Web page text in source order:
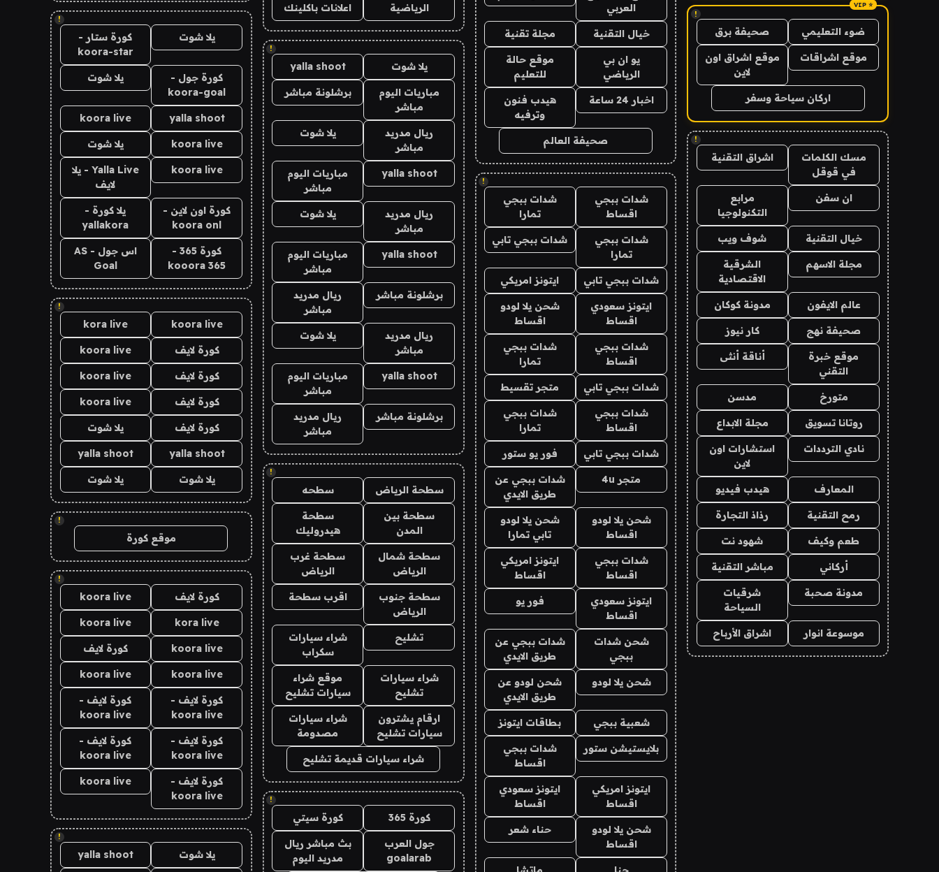
!
ضوء التعليمي صحيفة برق
موقع اشراقات
موقع اشراق اون
لاين
اركان سياحة وسفر
!
مسك الكلمات
في قوقل
اشراق التقنية
ان سفن
مرابع
التكنولوجيا
خيال التقنية شوف ويب
مجلة الاسهم
الشرقية
الاقتصادية
عالم الايفون مدونة كوكان
صحيفة نهج كار نيوز
موقع خبرة
التقني
أناقة أنثى
متورخ مدسن
روتانا تسويق مجلة الابداع
نادي الترددات
استشارات اون
لاين
المعارف هيدب فيديو
رمح التقنية رذاذ التجارة
طعم وكيف شهود نت
أركاني مباشر التقنية
مدونة صحبة
شرقيات
السياحة
موسوعة انوار اشراق الأرباح
العربي
خيال التقنية مجلة تقنية
يو ان بي
الرياضي
موقع حالة
للتعليم
اخبار 24 ساعة
هيدب فنون
وترفيه
صحيفة العالم
!
شدات ببجي
اقساط
شدات ببجي
تمارا
شدات ببجي
تمارا
شدات ببجي تابي
شدات ببجي تابي ايتونز امريكي
ايتونز سعودي
اقساط
شحن يلا لودو
اقساط
شدات ببجي
اقساط
شدات ببجي
تمارا
شدات ببجي تابي متجر تقسيط
شدات ببجي
اقساط
شدات ببجي
تمارا
شدات ببجي تابي فور يو ستور
متجر 4u
شدات ببجي عن
طريق الايدي
شحن يلا لودو
اقساط
شحن يلا لودو
تابي تمارا
شدات ببجي
اقساط
ايتونز امريكي
اقساط
ايتونز سعودي
اقساط
فور يو
شحن شدات
ببجي
شدات ببجي عن
طريق الايدي
شحن يلا لودو
شحن لودو عن
طريق الايدي
شعبية ببجي بطاقات ايتونز
بلايستيشن ستور
شدات ببجي
اقساط
ايتونز امريكي
اقساط
ايتونز سعودي
اقساط
شحن يلا لودو
اقساط
حناء شعر
الرياضية اعلانات باكلينك
!
يلا شوت yalla shoot
مباريات اليوم
مباشر
برشلونة مباشر
ريال مدريد
مباشر
يلا شوت
yalla shoot
مباريات اليوم
مباشر
ريال مدريد
مباشر
يلا شوت
yalla shoot
مباريات اليوم
مباشر
برشلونة مباشر
ريال مدريد
مباشر
ريال مدريد
مباشر
يلا شوت
yalla shoot
مباريات اليوم
مباشر
برشلونة مباشر
ريال مدريد
مباشر
!
سطحة الرياض سطحه
سطحة بين
المدن
سطحة
هيدروليك
سطحة شمال
الرياض
سطحة غرب
الرياض
سطحة جنوب
الرياض
اقرب سطحة
تشليح
شراء سيارات
سكراب
شراء سيارات
تشليح
موقع شراء
سيارات تشليح
ارقام يشترون
سيارات تشليح
شراء سيارات
مصدومة
شراء سيارات قديمة تشليح
!
كورة 365 كورة سيتي
جول العرب
goalarab
بث مباشر ريال
مدريد اليوم
!
يلا شوت
كورة ستار -
koora-star
كورة جول -
koora-goal
يلا شوت
yalla shoot
koora live
koora live يلا شوت
koora live
Yalla Live - يلا
لايف
كورة اون لاين -
koora onl
يلا كورة -
yallakora
كورة 365 -
kooora 365
اس جول - AS
Goal
!
koora live
kora live
كورة لايف koora live
كورة لايف koora live
كورة لايف koora live
كورة لايف يلا شوت
yalla shoot
yalla shoot
يلا شوت يلا شوت
!
موقع كورة
!
كورة لايف koora live
kora live
koora live
koora live كورة لايف
koora live
koora live
كورة لايف -
koora live
كورة لايف -
koora live
كورة لايف -
koora live
كورة لايف -
koora live
كورة لايف -
koora live
koora live
!
يلا شوت yalla shoot